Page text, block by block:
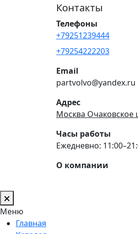
Контакты
Телефоны
+79251239444
+79254222203
Email
partvolvo@yandex.ru
Адрес
Москва Очаковское
Часы работы
Ежедневно:
О компании
Меню
Главная